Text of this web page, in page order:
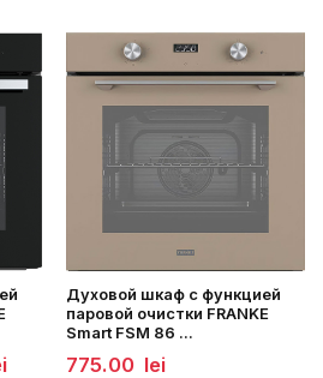
lei.
Текущая
Духовой шкаф с функцией
паровой очистки FRANKE
Smart FSM 86 ...
775.00 lei